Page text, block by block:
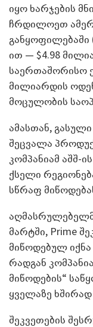
იყო ხარჯების
ჩრდილოეთ
განყოფილებაში
ით — $4.98
საერთაშორისო
მილიარდის
მოცულობის
ამასთან,
შეცვალა
კომპანიამ აშშ-
ქსელი
სწრაფ
მარტში, Prime
მიწოდებულ
რადგან
მიწოდების“
ყველაზე ხშირად
შეკვეთების